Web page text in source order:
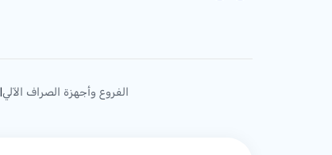
الفروع وأجهزة الصراف الآلي|